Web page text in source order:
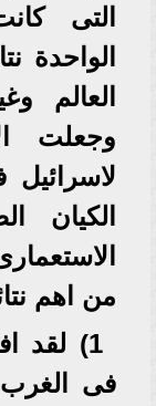
التى
الواحدة
العالم
وجعلت
لاسرائيل
الكيان
من اهم
1) لقد
فى